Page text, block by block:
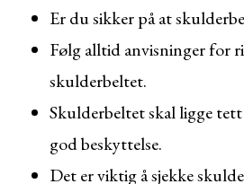
Er du sikker på at
Følg alltid anvisninger for
skulderbeltet.
Skulderbeltet skal ligge
god beskyttelse.
Det er viktig å sjekke